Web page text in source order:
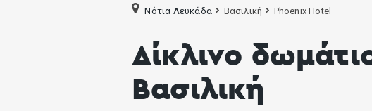
Νότια Λευκάδα Βασιλική Phoenix Hotel
Δίκλινο
Βασιλική